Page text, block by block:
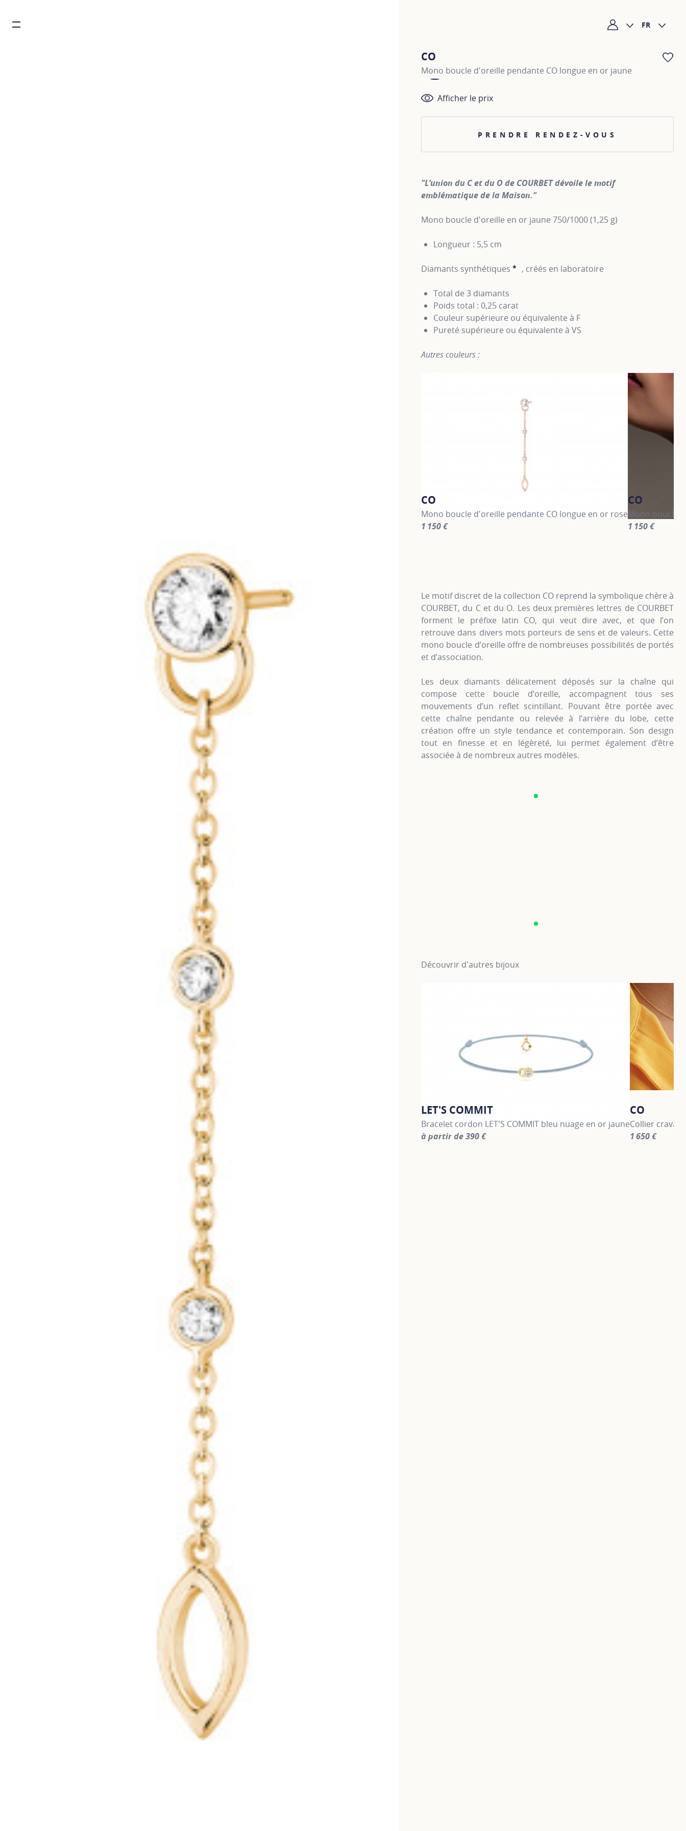
Burger toggle menu Mon compte
FR
CO
Mono boucle d'oreille pendante CO longue en or jaune
Afficher le prix
PRENDRE RENDEZ-VOUS
"L’union du C et du O de COURBET dévoile le motif
emblématique de la Maison."
Mono boucle d'oreille en or jaune 750/1000 (1,25 g)
Longueur : 5,5 cm
Diamants synthétiques * SHOW TOOLTIP
, créés en laboratoire
Total de 3 diamants
Poids total : 0,25 carat
Couleur supérieure ou équivalente à F
Pureté supérieure ou équivalente à VS
Autres couleurs :
CO
Mono boucle d'oreille pendante CO longue en or rose
1 150 €
CO
Mono boucle
1 150 €
Le motif discret de la collection CO reprend la symbolique chère à
COURBET, du C et du O. Les deux premières lettres de COURBET
forment le préfixe latin CO, qui veut dire avec, et que l’on
retrouve dans divers mots porteurs de sens et de valeurs. Cette
mono boucle d’oreille offre de nombreuses possibilités de portés
et d’association.
Les deux diamants délicatement déposés sur la chaîne qui
compose cette boucle d’oreille, accompagnent tous ses
mouvements d’un reflet scintillant. Pouvant être portée avec
cette chaîne pendante ou relevée à l’arrière du lobe, cette
création offre un style tendance et contemporain. Son design
tout en finesse et en légèreté, lui permet également d’être
associée à de nombreux autres modèles.
Découvrir d'autres bijoux
LET'S COMMIT
Bracelet cordon LET'S COMMIT bleu nuage en or jaune
à partir de 390 €
CO
Collier
1 650 €